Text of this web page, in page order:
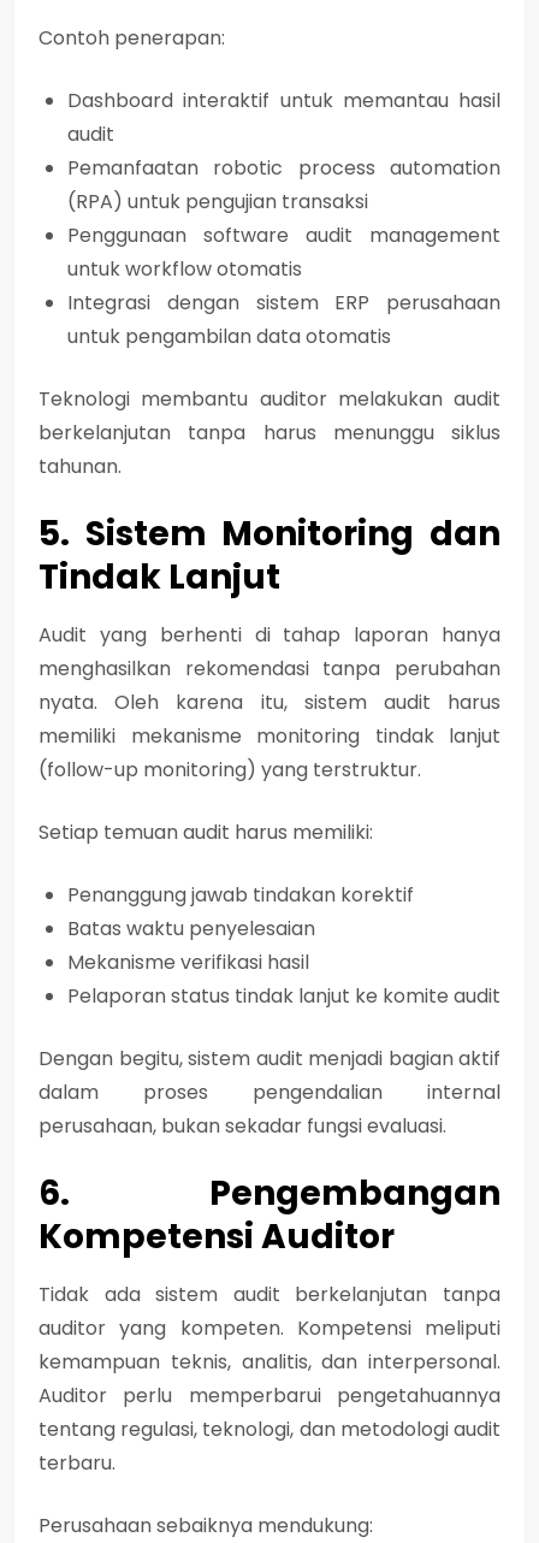
Contoh penerapan:
Dashboard interaktif untuk memantau hasil
audit
Pemanfaatan robotic process automation
(RPA) untuk pengujian transaksi
Penggunaan software audit management
untuk workflow otomatis
Integrasi dengan sistem ERP perusahaan
untuk pengambilan data otomatis
Teknologi membantu auditor melakukan audit
berkelanjutan tanpa harus menunggu siklus
tahunan.
5. Sistem Monitoring dan
Tindak Lanjut
Audit yang berhenti di tahap laporan hanya
menghasilkan rekomendasi tanpa perubahan
nyata. Oleh karena itu, sistem audit harus
memiliki mekanisme monitoring tindak lanjut
(follow-up monitoring) yang terstruktur.
Setiap temuan audit harus memiliki:
Penanggung jawab tindakan korektif
Batas waktu penyelesaian
Mekanisme verifikasi hasil
Pelaporan status tindak lanjut ke komite audit
Dengan begitu, sistem audit menjadi bagian aktif
dalam proses pengendalian internal
perusahaan, bukan sekadar fungsi evaluasi.
6. Pengembangan
Kompetensi Auditor
Tidak ada sistem audit berkelanjutan tanpa
auditor yang kompeten. Kompetensi meliputi
kemampuan teknis, analitis, dan interpersonal.
Auditor perlu memperbarui pengetahuannya
tentang regulasi, teknologi, dan metodologi audit
terbaru.
Perusahaan sebaiknya mendukung: